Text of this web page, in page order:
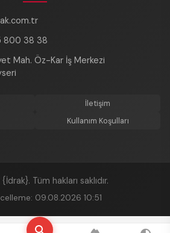
800 38 38
Mah. Öz-Kar İş Merkezi
İletişim
Kullanım Koşulları
Tüm hakları saklıdır.
09.08.2026 10:51